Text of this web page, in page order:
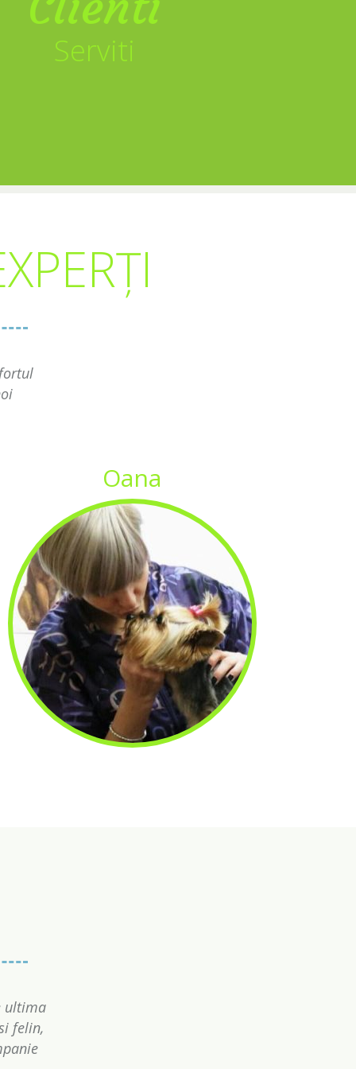
Serviti
Oana
ultima
felin,